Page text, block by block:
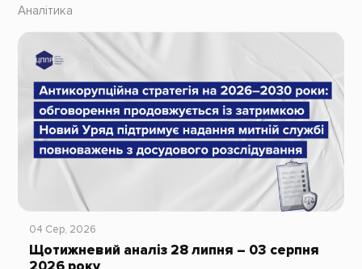
Аналітика
04 Сер, 2026
Щотижневий аналіз 28 липня – 03 серпня